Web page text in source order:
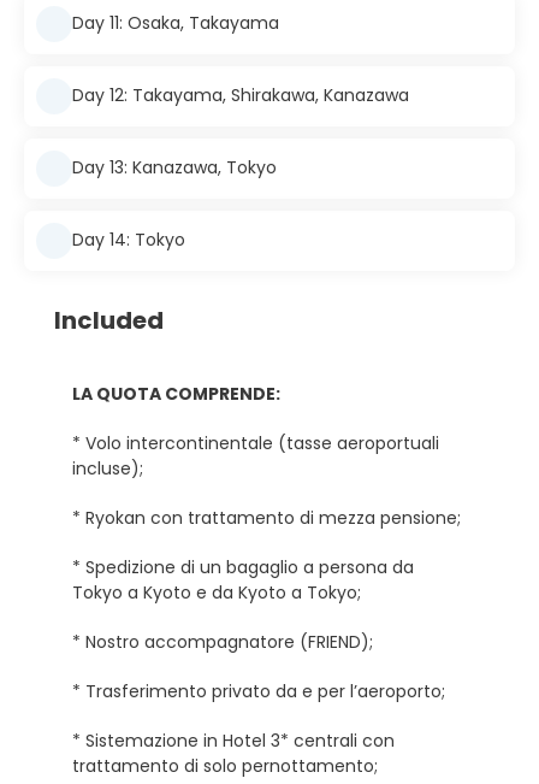
Day 11: Osaka, Takayama
Day 12: Takayama, Shirakawa, Kanazawa
Day 13: Kanazawa, Tokyo
Day 14: Tokyo
Included
LA QUOTA COMPRENDE:
* Volo intercontinentale (tasse aeroportuali
incluse);
* Ryokan con trattamento di mezza pensione;
* Spedizione di un bagaglio a persona da
Tokyo a Kyoto e da Kyoto a Tokyo;
* Nostro accompagnatore (FRIEND);
* Trasferimento privato da e per l’aeroporto;
* Sistemazione in Hotel 3* centrali con
trattamento di solo pernottamento;